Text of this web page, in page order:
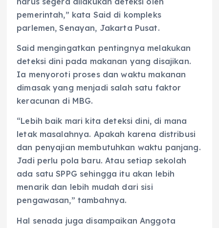
pemerintah,” kata Said di kompleks
parlemen, Senayan, Jakarta Pusat.
Said mengingatkan pentingnya melakukan
deteksi dini pada makanan yang disajikan.
Ia menyoroti proses dan waktu makanan
dimasak yang menjadi salah satu faktor
keracunan di MBG.
“Lebih baik mari kita deteksi dini, di mana
letak masalahnya. Apakah karena distribusi
dan penyajian membutuhkan waktu panjang.
Jadi perlu pola baru. Atau setiap sekolah
ada satu SPPG sehingga itu akan lebih
menarik dan lebih mudah dari sisi
pengawasan,” tambahnya.
Hal senada juga disampaikan Anggota